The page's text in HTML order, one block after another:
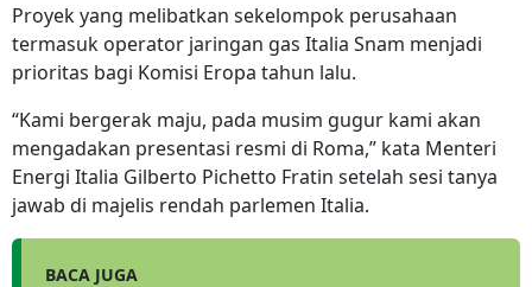
Proyek yang melibatkan sekelompok perusahaan
termasuk operator jaringan gas Italia Snam menjadi
prioritas bagi Komisi Eropa tahun lalu.
“Kami bergerak maju, pada musim gugur kami akan
mengadakan presentasi resmi di Roma,” kata Menteri
Energi Italia Gilberto Pichetto Fratin setelah sesi tanya
jawab di majelis rendah parlemen Italia.
BACA JUGA